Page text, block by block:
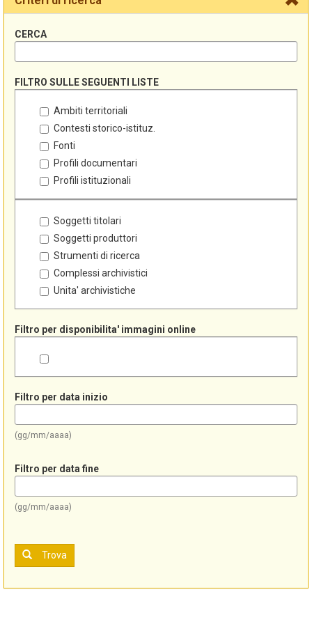
CERCA
FILTRO SULLE SEGUENTI LISTE
Ambiti territoriali
Contesti storico-istituz.
Fonti
Profili documentari
Profili istituzionali
Soggetti titolari
Soggetti produttori
Strumenti di ricerca
Complessi archivistici
Unita' archivistiche
Filtro per disponibilita' immagini online
Filtro per data inizio
(gg/mm/aaaa)
Filtro per data fine
(gg/mm/aaaa)
Trova